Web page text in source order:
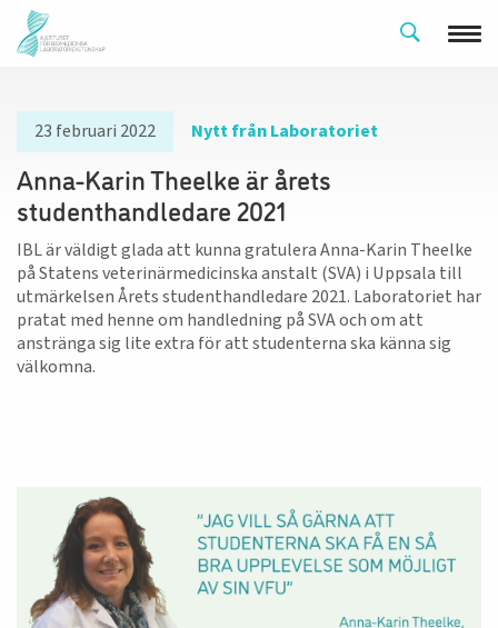
23 februari 2022 Nytt från Laboratoriet
Anna-Karin Theelke är årets
studenthandledare 2021
IBL är väldigt glada att kunna gratulera Anna-Karin Theelke
på Statens veterinärmedicinska anstalt (SVA) i Uppsala till
utmärkelsen Årets studenthandledare 2021. Laboratoriet har
pratat med henne om handledning på SVA och om att
anstränga sig lite extra för att studenterna ska känna sig
välkomna.